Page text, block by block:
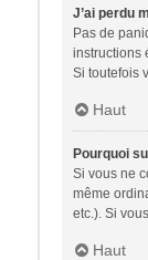
J’ai perdu
Pas de
instructions
Si toutefois
Haut
Pourquoi
Si vous ne
même
etc.). Si
Haut